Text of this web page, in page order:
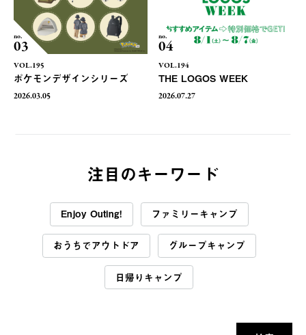
no.
03
VOL.195
ポケモンデザインシリーズ
2026.03.05
no.
04
VOL.194
THE LOGOS WEEK
2026.07.27
注目のキーワード
Enjoy Outing! ファミリーキャンプ
おうちでアウトドア グループキャンプ
日帰りキャンプ